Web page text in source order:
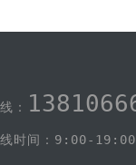
：
线时间：9:00-19:00